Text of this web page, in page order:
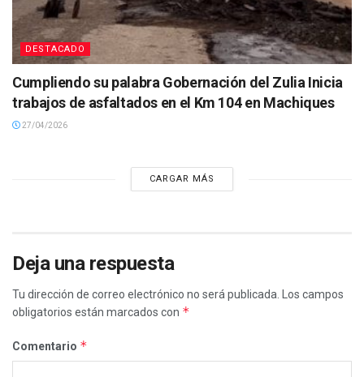
DESTACADO
Cumpliendo su palabra Gobernación del Zulia Inicia
trabajos de asfaltados en el Km 104 en Machiques
27/04/2026
CARGAR MÁS
Deja una respuesta
Tu dirección de correo electrónico no será publicada. Los campos
obligatorios están marcados con *
Comentario *